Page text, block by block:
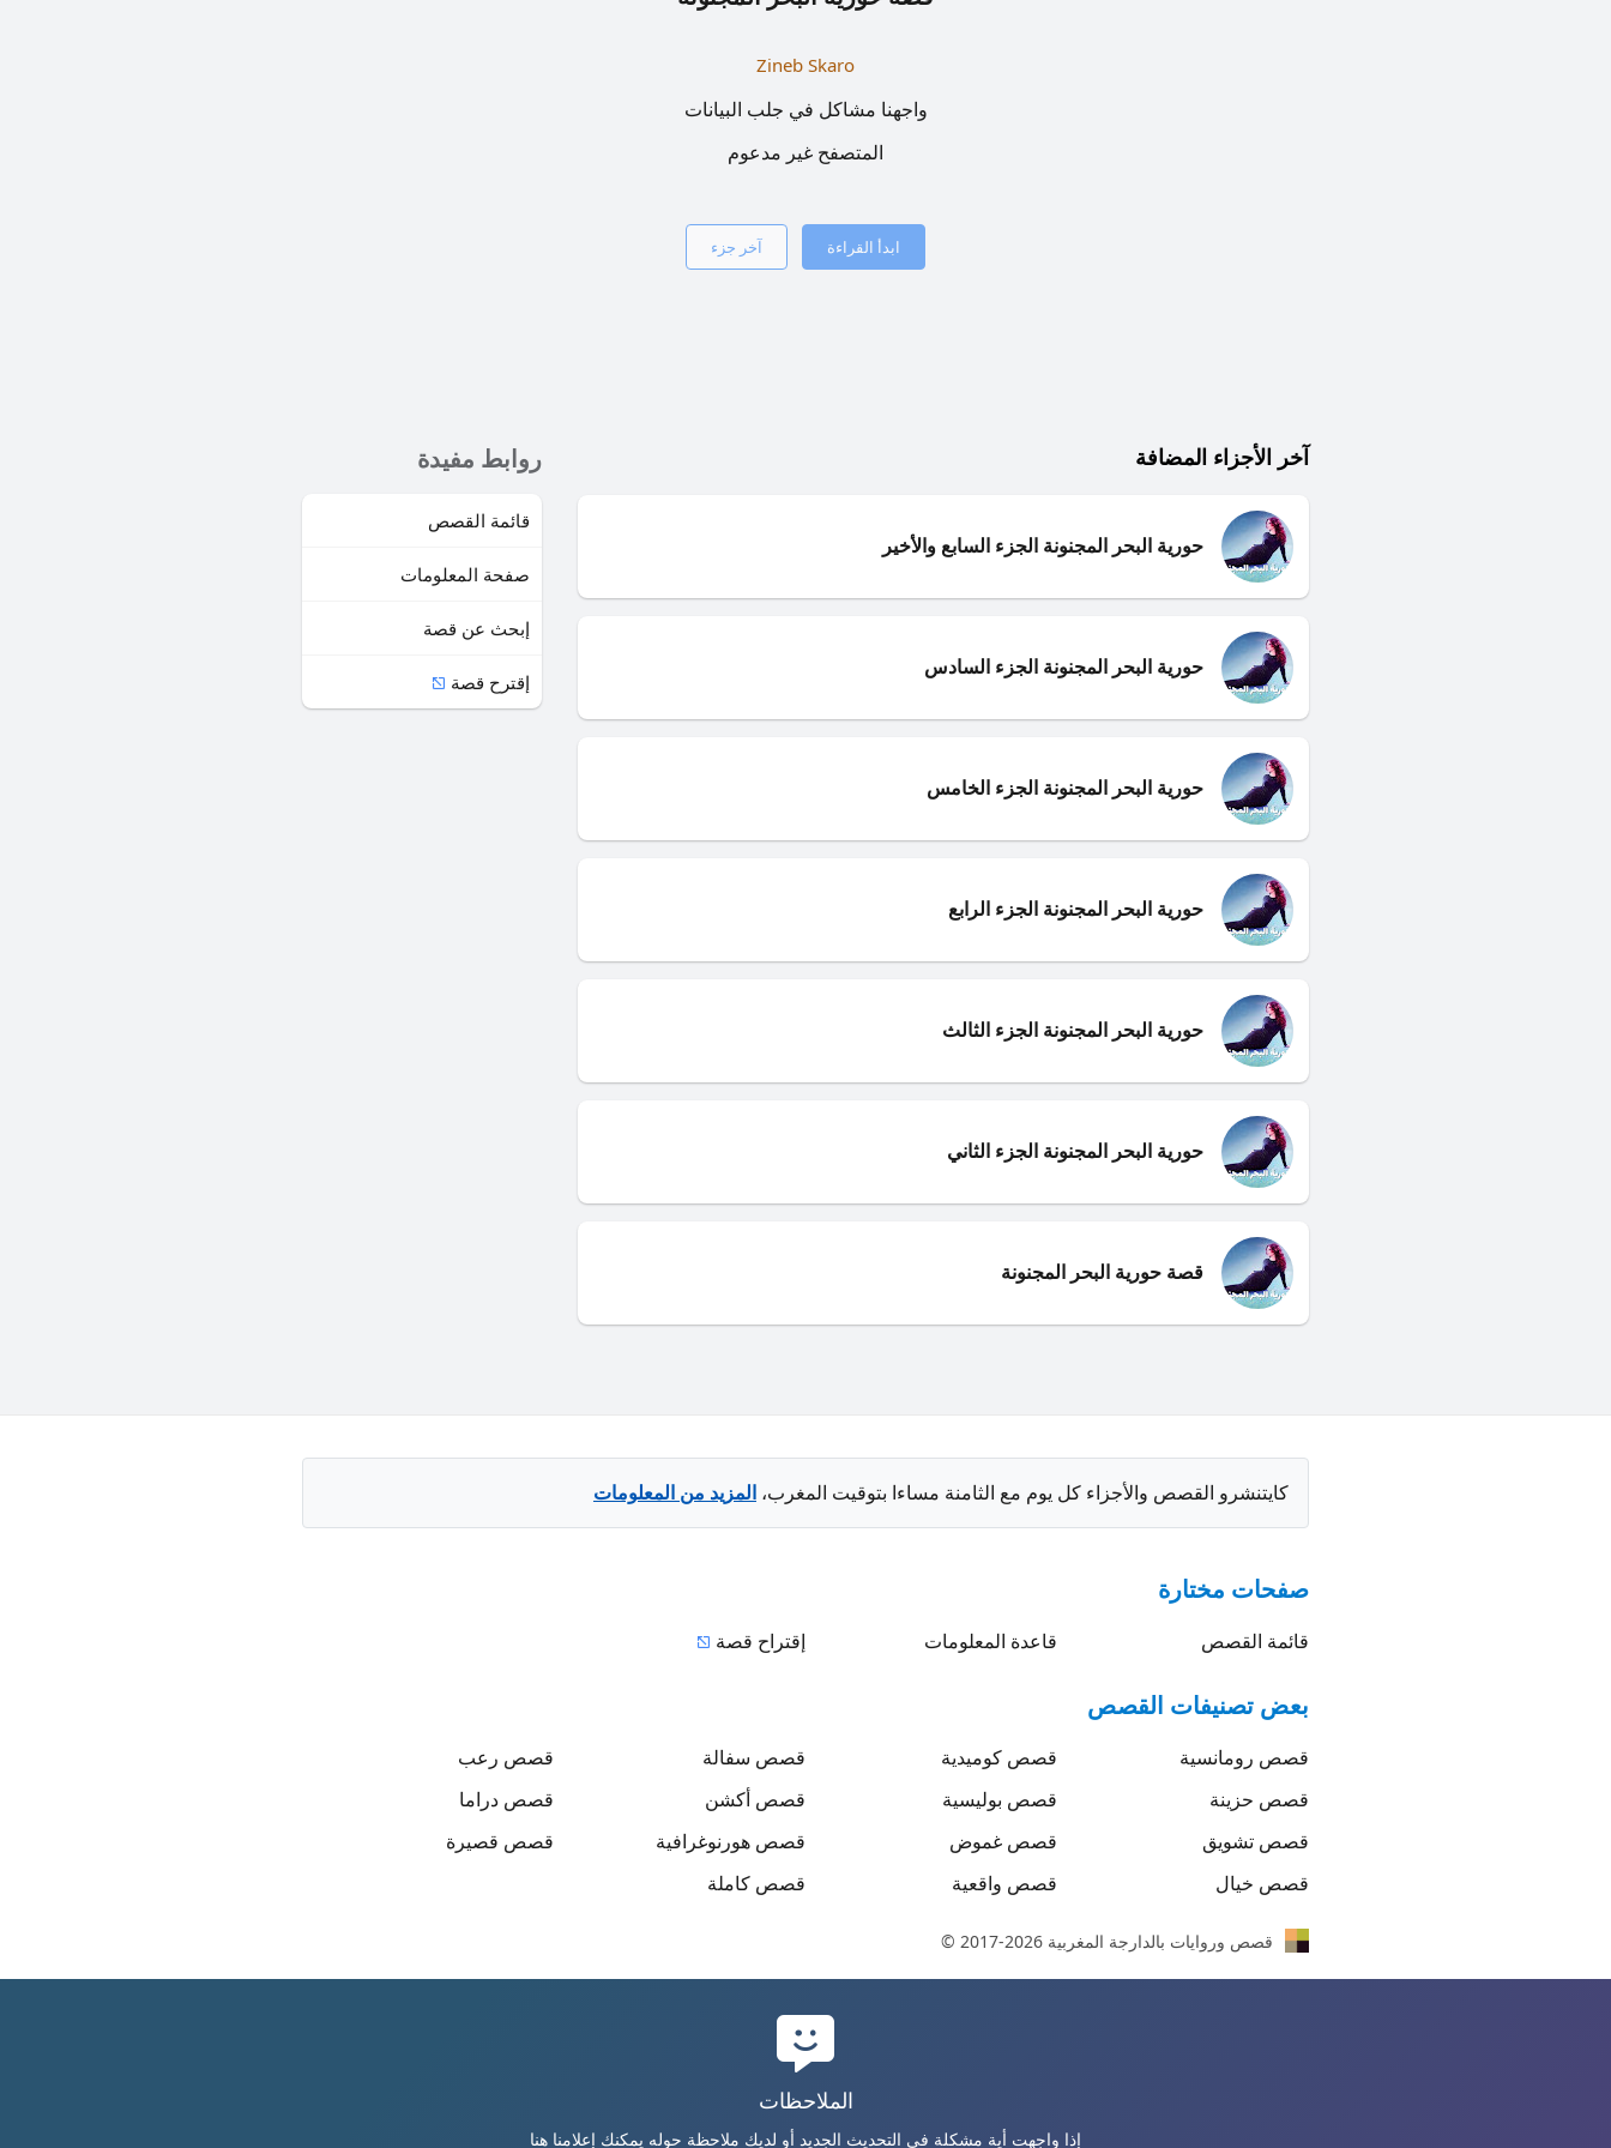
Zineb Skaro
واجهنا مشاكل في جلب البيانات
المتصفح غير مدعوم
ابدأ القراءة آخر جزء
آخر الأجزاء المضافة
حورية البحر المجنونة الجزء السابع والأخير
حورية البحر المجنونة الجزء السادس
حورية البحر المجنونة الجزء الخامس
حورية البحر المجنونة الجزء الرابع
حورية البحر المجنونة الجزء الثالث
حورية البحر المجنونة الجزء الثاني
قصة حورية البحر المجنونة
روابط مفيدة
قائمة القصص
صفحة المعلومات
إبحث عن قصة
إقترح قصة
كايتنشرو القصص والأجزاء كل يوم مع الثامنة مساءا بتوقيت المغرب، المزيد من المعلومات
صفحات مختارة
قائمة القصص قاعدة المعلومات إقتراح قصة
بعض تصنيفات القصص
قصص رومانسية قصص كوميدية قصص سفالة قصص رعب
قصص حزينة قصص بوليسية قصص أكشن قصص دراما
قصص تشويق قصص غموض قصص هورنوغرافية قصص قصيرة
قصص خيال قصص واقعية قصص كاملة
قصص وروايات بالدارجة المغربية © 2017-2026
الملاحظات
إذا واجهت أية مشكلة في التحديث الجديد أو لديك ملاحظة حوله يمكنك إعلامنا هنا